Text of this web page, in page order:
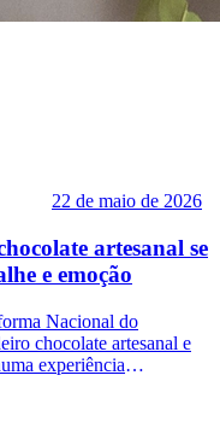
22 de maio de 2026
artesanal se
e emoção
Nacional do
chocolate artesanal e
experiência